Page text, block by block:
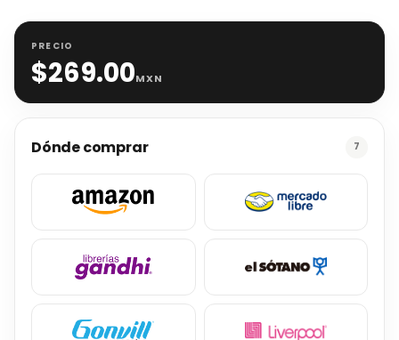
PRECIO
$269.00MXN
Dónde comprar 7